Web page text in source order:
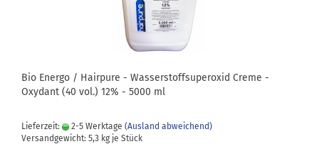
Bio Energo / Hairpure - Wasserstoffsuperoxid Creme -
Oxydant (40 vol.) 12% - 5000 ml
Lieferzeit: 2-5 Werktage (Ausland abweichend)
Versandgewicht: 5,3 kg je Stück